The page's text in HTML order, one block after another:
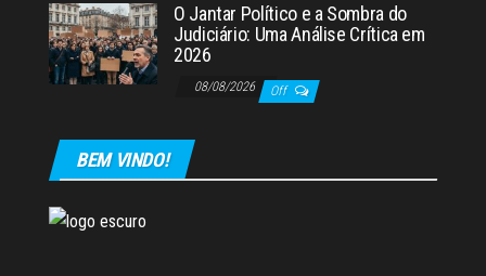
O Jantar Político e a Sombra do
Judiciário: Uma Análise Crítica em
2026
08/08/2026 Off
BEM VINDO!